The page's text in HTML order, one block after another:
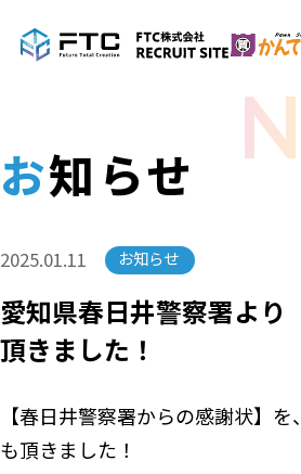
お知らせ
2025.01.11 お知らせ
愛知県春日井警察署より
頂きました！
【春日井警察署からの感謝状】
も頂きました！